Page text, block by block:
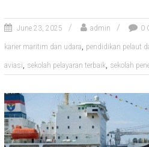
June 23, 2025 admin 0
karier maritim dan udara, pendidikan pelaut
aviasi, sekolah pelayaran terbaik, sekolah